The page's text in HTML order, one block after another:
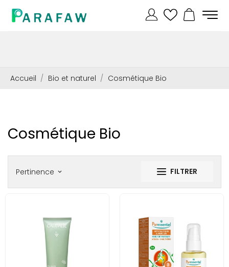
Accueil Bio et naturel Cosmétique Bio
Cosmétique Bio
Pertinence keyboard_arrow_down FILTRER